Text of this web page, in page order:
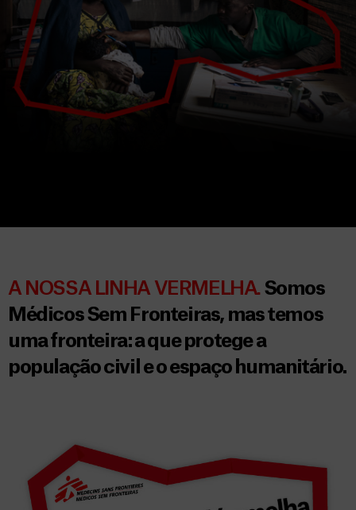
A NOSSA LINHA VERMELHA. Somos
Médicos Sem Fronteiras, mas temos
uma fronteira: a que protege a
população civil e o espaço humanitário.